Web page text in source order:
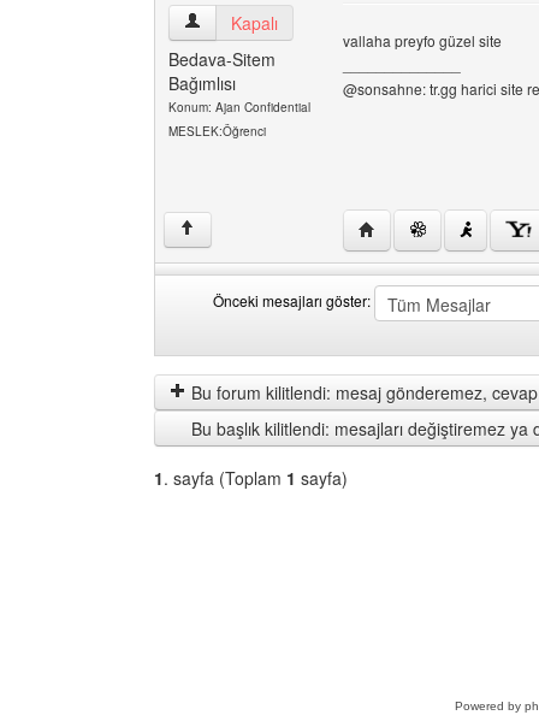
intermaster Kullanıcının profilini görüntüle
Kapalı
Bedava-Sitem
Bağımlısı
Konum: Ajan Confidential
MESLEK:Öğrenci
vallaha preyfo güzel site
@sonsahne: tr.gg harici site
↑ Yazarın web sitesini
Önceki mesajları göster:
mesajları
göster
by
Bu forum kilitlendi: mesaj gönderemez,
Bu başlık kilitlendi: mesajları değiştiremez ya
1. sayfa (Toplam 1 sayfa)
Powered by